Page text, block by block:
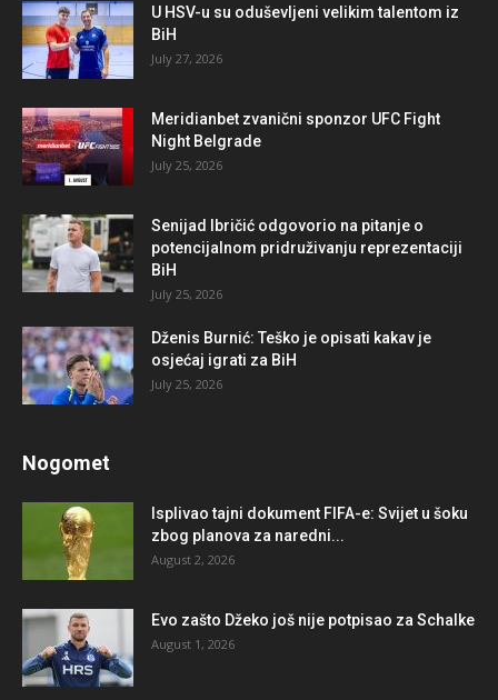
U HSV-u su oduševljeni velikim talentom iz
BiH
July 27, 2026
Meridianbet zvanični sponzor UFC Fight
Night Belgrade
July 25, 2026
Senijad Ibričić odgovorio na pitanje o
potencijalnom pridruživanju reprezentaciji
BiH
July 25, 2026
Dženis Burnić: Teško je opisati kakav je
osjećaj igrati za BiH
July 25, 2026
Nogomet
Isplivao tajni dokument FIFA-e: Svijet u šoku
zbog planova za naredni...
August 2, 2026
Evo zašto Džeko još nije potpisao za Schalke
August 1, 2026